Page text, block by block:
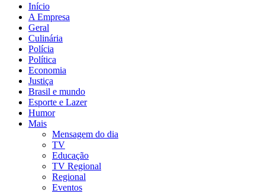
Início
A Empresa
Geral
Culinária
Polícia
Política
Economia
Justiça
Brasil e mundo
Esporte e Lazer
Humor
Mais
Mensagem do dia
TV
Educação
TV Regional
Regional
Eventos